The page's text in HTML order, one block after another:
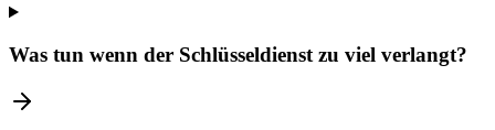
Was tun wenn der Schlüsseldienst zu viel verlangt?